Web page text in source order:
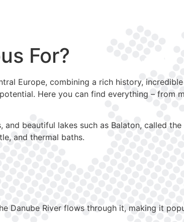
For?
Europe, combining a rich history,
Here you can find everything – from
beautiful lakes such as Balaton, called
and thermal baths.
Danube River flows through it, making it